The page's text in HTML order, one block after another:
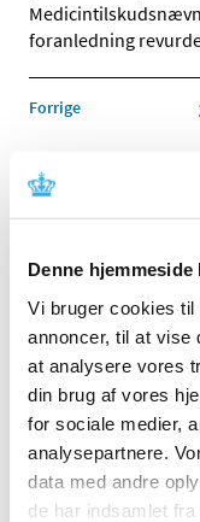
Denne
Vi bruger cookies
annoncer, til at vise
at analysere vores
din brug af vores
for sociale medier,
analysepartnere.
data med andre
de har indsamlet
foranledning
Forrige
Alle (513)
2026 (21)
2025 (13)
2024 (15)
2023 (18)
2022 (10)
2020 (13)
2019 (41)